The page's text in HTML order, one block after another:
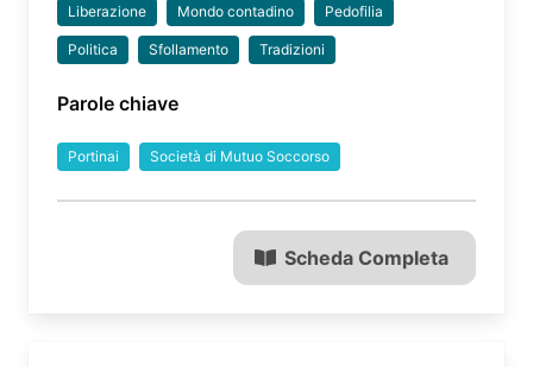
Liberazione Mondo contadino Pedofilia
Politica Sfollamento Tradizioni
Parole chiave
Portinai Società di Mutuo Soccorso
Scheda Completa